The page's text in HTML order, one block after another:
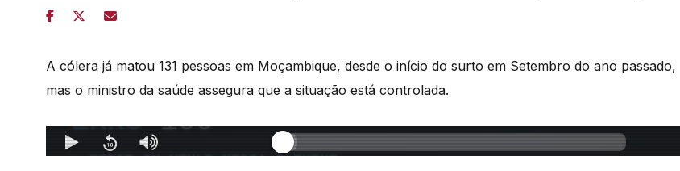
A cólera já matou 131 pessoas em Moçambique, desde o início do surto em Setembro do ano passado,
mas o ministro da saúde assegura que a situação está controlada.